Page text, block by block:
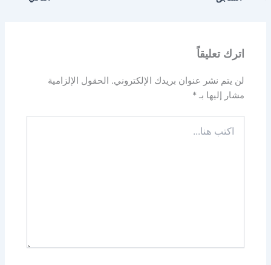
اترك تعليقاً
لن يتم نشر عنوان بريدك الإلكتروني. الحقول الإلزامية
مشار إليها بـ*
هنا...